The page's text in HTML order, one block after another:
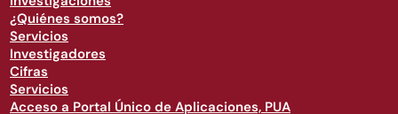
¿Quiénes somos?
Servicios
Investigadores
Cifras
Servicios
Acceso a Portal Único de Aplicaciones, PUA